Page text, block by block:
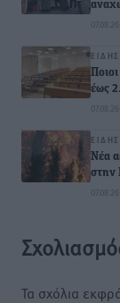
07.08.26
έως
07.08.26
Νέα
στην
Τα σχόλια